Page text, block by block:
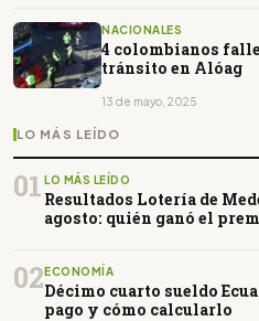
NACIONALES
4 colombianos
tránsito en Alóag
13 de mayo, 2025
LO MÁS LEÍDO
01 LO MÁS LEÍDO
Resultados Lotería de
agosto: quién ganó el
02ECONOMÍA
Décimo cuarto sueldo
pago y cómo calcularlo